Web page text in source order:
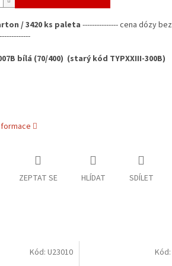
/ 3420 ks paleta ---------------cena dózy bez
bílá (70/400) (starý kód TYPXXIII-300B)
ZEPTAT SE HLÍDAT SDÍLET
Kód:U23010 Kód: